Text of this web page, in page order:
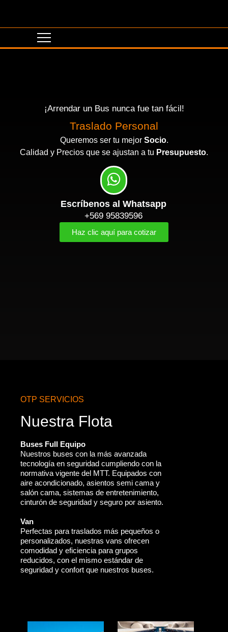
¡Arrendar un Bus nunca fue tan fácil!
Traslado Personal
Queremos ser tu mejor Socio.
Calidad y Precios que se ajustan a tu Presupuesto.
Escríbenos al Whatsapp
+569 95839596
Haz clic aquí para cotizar
OTP SERVICIOS
Nuestra Flota
Buses Full Equipo
Nuestros buses con la más avanzada
tecnología en seguridad cumpliendo con la
normativa vigente del MTT. Equipados con
aire acondicionado, asientos semi cama y
salón cama, sistemas de entretenimiento,
cinturón de seguridad y seguro por asiento.
Van
Perfectas para traslados más pequeños o
personalizados, nuestras vans ofrecen
comodidad y eficiencia para grupos
reducidos, con el mismo estándar de
seguridad y confort que nuestros buses.